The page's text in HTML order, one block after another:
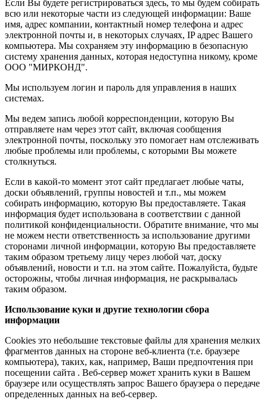
Если Вы будете регистрироваться здесь, то мы будем собирать
всю или некоторые части из следующей информации: Ваше
имя, адрес компании, контактный номер телефона и адрес
электронной почты и, в некоторых случаях, IP адрес Вашего
компьютера. Мы сохраняем эту информацию в безопасную
систему хранения данных, которая недоступна никому, кроме
ООО "МИРКОНД".
Мы используем логин и пароль для управления в наших
системах.
Мы ведем запись любой корреспонденции, которую Вы
отправляете нам через этот сайт, включая сообщения
электронной почты, поскольку это помогает нам отслеживать
любые проблемы или проблемы, с которыми Вы можете
столкнуться.
Если в какой-то момент этот сайт предлагает любые чаты,
доски объявлений, группы новостей и т.п., мы можем
собирать информацию, которую Вы предоставляете. Такая
информация будет использована в соответствии с данной
политикой конфиденциальности. Обратите внимание, что мы
не можем нести ответственность за использование другими
сторонами личной информации, которую Вы предоставляете
таким образом третьему лицу через любой чат, доску
объявлений, новости и т.п. на этом сайте. Пожалуйста, будьте
осторожны, чтобы личная информация, не раскрывалась
таким образом.
Использование куки и другие технологии сбора
информации
Cookies это небольшие текстовые файлы для хранения мелких
фрагментов данных на стороне веб-клиента (т.е. браузере
компьютера), таких, как, например, Ваши предпочтения при
посещении сайта . Веб-сервер может хранить куки в Вашем
браузере или осуществлять запрос Вашего браузера о передаче
определенных данных на веб-сервер.